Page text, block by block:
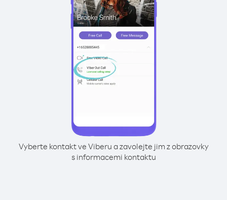
Vyberte kontakt ve Viberu a zavolejte jim z obrazovky
s informacemi kontaktu